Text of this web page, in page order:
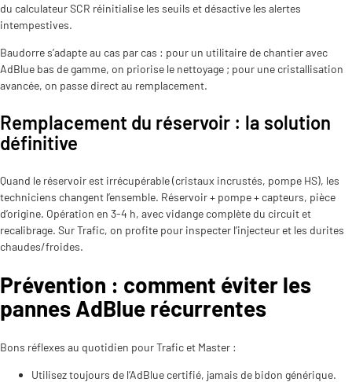
du calculateur SCR réinitialise les seuils et désactive les alertes
intempestives.
Baudorre s’adapte au cas par cas : pour un utilitaire de chantier avec
AdBlue bas de gamme, on priorise le nettoyage ; pour une cristallisation
avancée, on passe direct au remplacement.
Remplacement du réservoir : la solution
définitive
Quand le réservoir est irrécupérable (cristaux incrustés, pompe HS), les
techniciens changent l’ensemble. Réservoir + pompe + capteurs, pièce
d’origine. Opération en 3-4 h, avec vidange complète du circuit et
recalibrage. Sur Trafic, on profite pour inspecter l’injecteur et les durites
chaudes/froides.
Prévention : comment éviter les
pannes AdBlue récurrentes
Bons réflexes au quotidien pour Trafic et Master :
Utilisez toujours de l’AdBlue certifié, jamais de bidon générique.